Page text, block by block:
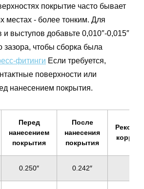
покрытие часто бывает
местах - более тонким. Для
и выступов добавьте 0,010″-0,015″
зазора, чтобы сборка была
фитинги Если требуется,
поверхности или
нанесением покрытия.
Перед
нанесением
покрытия
После
нанесения
покрытия
0.250″ 0.242″